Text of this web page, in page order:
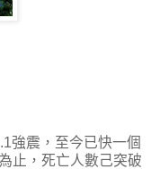
強震，至今已快一個
止，死亡人數己突破